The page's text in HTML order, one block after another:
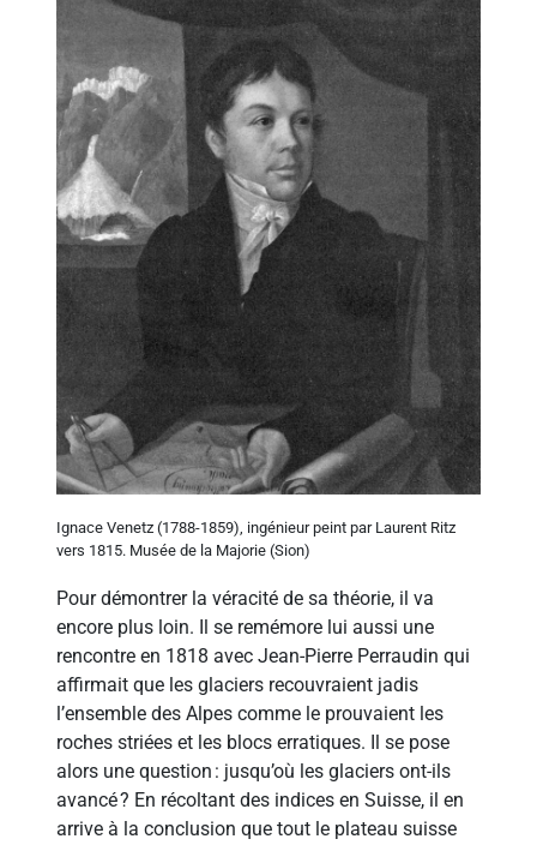
Ignace Venetz (1788-1859), ingénieur peint par Laurent Ritz
vers 1815. Musée de la Majorie (Sion)
Pour démontrer la véracité de sa théorie, il va
encore plus loin. Il se remémore lui aussi une
rencontre en 1818 avec Jean-Pierre Perraudin qui
affirmait que les glaciers recouvraient jadis
l’ensemble des Alpes comme le prouvaient les
roches striées et les blocs erratiques. Il se pose
alors une question : jusqu’où les glaciers ont-ils
avancé ? En récoltant des indices en Suisse, il en
arrive à la conclusion que tout le plateau suisse